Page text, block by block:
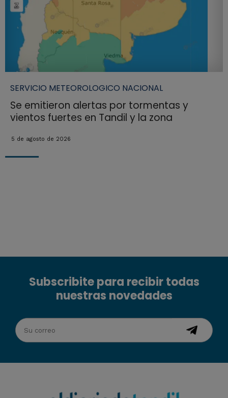
SERVICIO METEOROLOGICO NACIONAL
Se emitieron alertas por tormentas y
vientos fuertes en Tandil y la zona
5 de agosto de 2026
Subscribite para recibir todas
nuestras novedades